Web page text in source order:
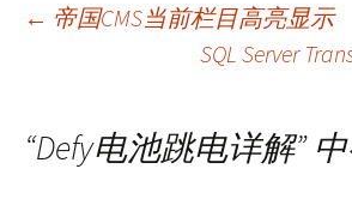
文
← 帝国CMS当前栏目高亮显示
SQL Server
“Defy电池跳电详解”